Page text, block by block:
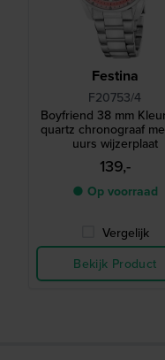
Festina
F20753/4
Boyfriend 38 mm
quartz chronograaf
uurs wijzerplaat
139,-
● Op voorraad
Vergelijk
Bekijk Product